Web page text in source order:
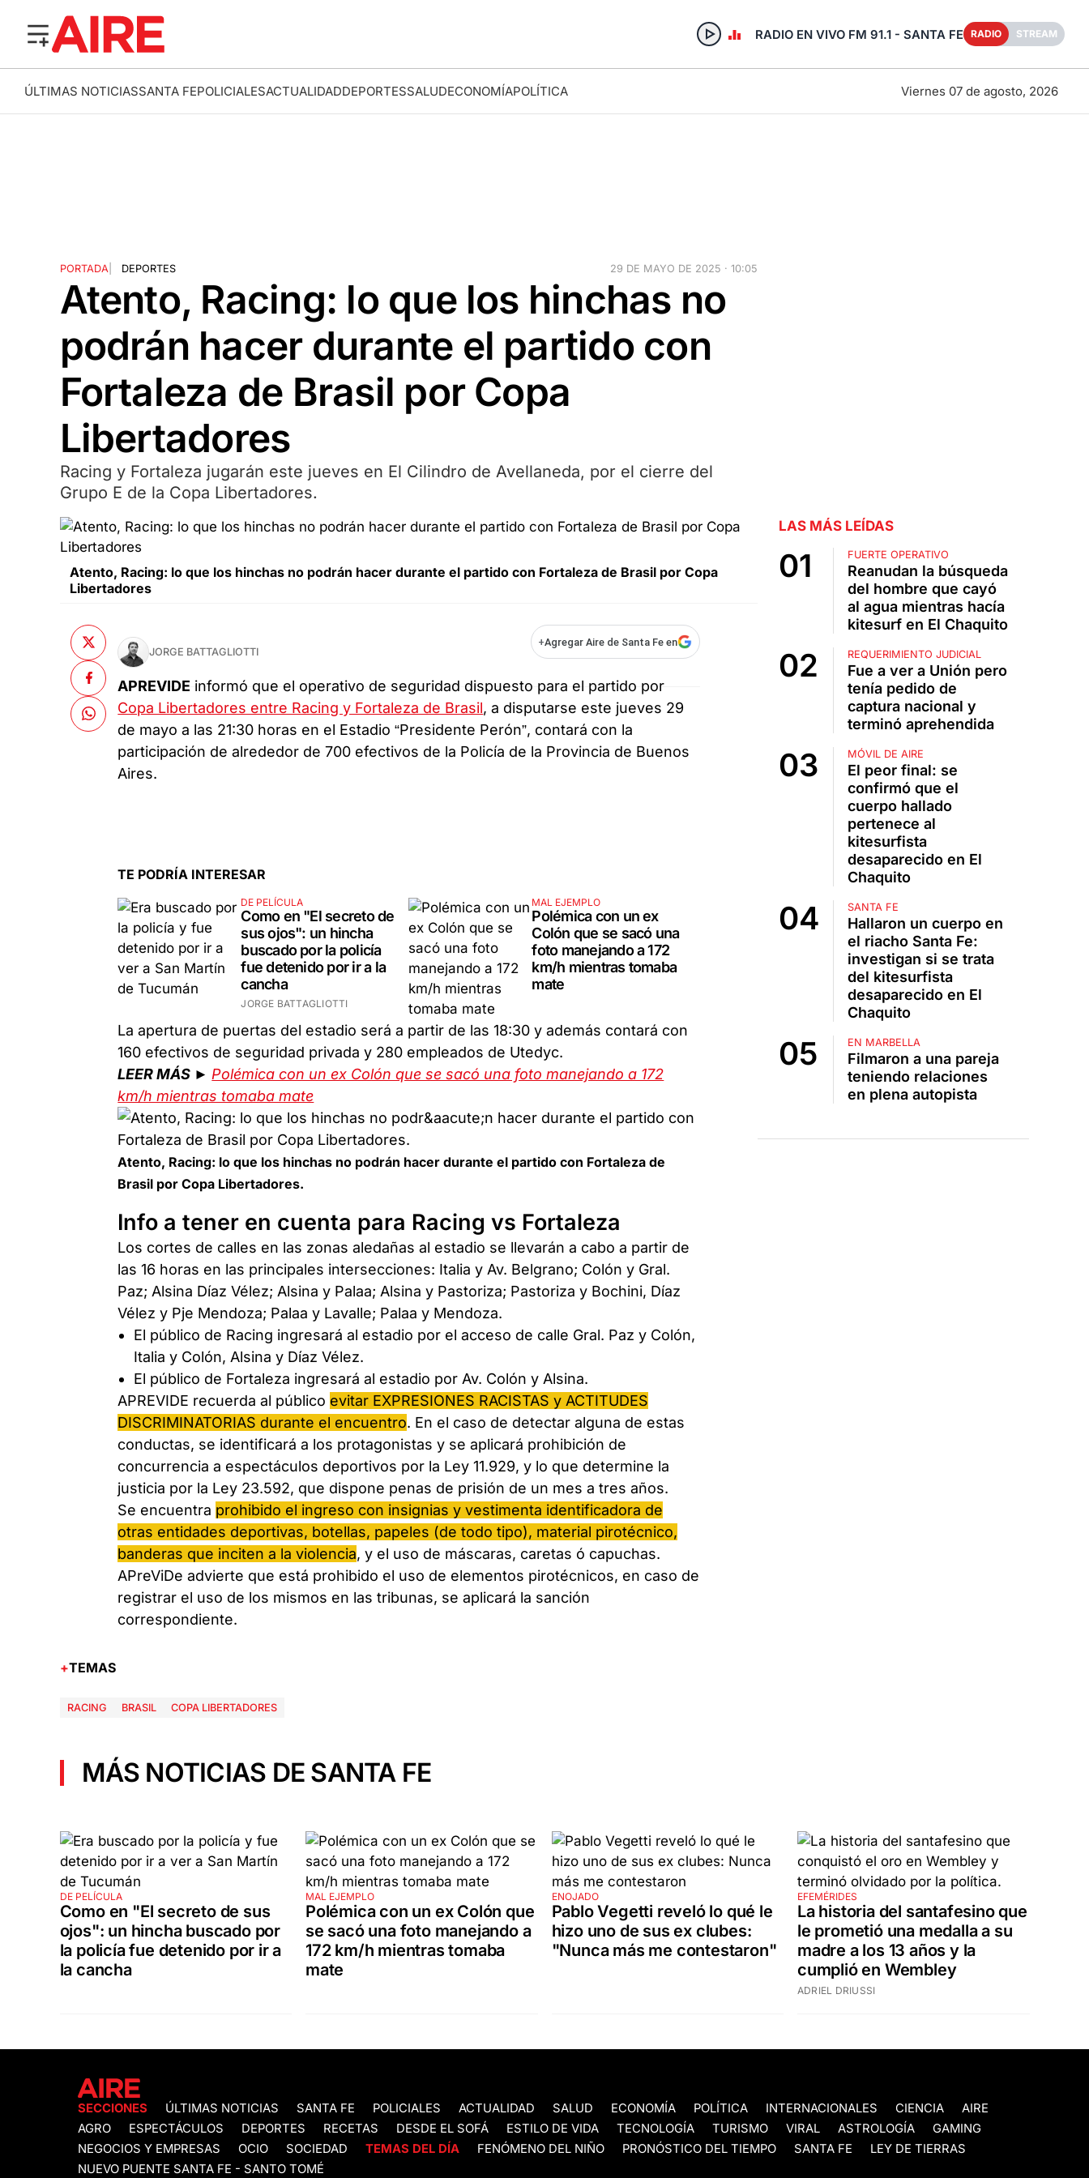
RADIO EN VIVO FM 91.1 - SANTA FE RADIO STREAM
ÚLTIMAS NOTICIASSANTA FEPOLICIALESACTUALIDADDEPORTESSALUDECONOMÍAPOLÍTICA Viernes 07 de agosto, 2026
PORTADA| DEPORTES 29 DE MAYO DE 2025 · 10:05
Atento, Racing: lo que los hinchas no
podrán hacer durante el partido con
Fortaleza de Brasil por Copa
Libertadores
Racing y Fortaleza jugarán este jueves en El Cilindro de Avellaneda, por el cierre del
Grupo E de la Copa Libertadores.
Atento, Racing: lo que los hinchas no podrán hacer durante el partido con Fortaleza de Brasil por Copa
Libertadores
JORGE BATTAGLIOTTI
+Agregar Aire de Santa Fe en
APREVIDE informó que el operativo de seguridad dispuesto para el partido por
Copa Libertadores entre Racing y Fortaleza de Brasil, a disputarse este jueves 29
de mayo a las 21:30 horas en el Estadio “Presidente Perón”, contará con la
participación de alrededor de 700 efectivos de la Policía de la Provincia de Buenos
Aires.
TE PODRÍA INTERESAR
DE PELÍCULA
Como en "El secreto de
sus ojos": un hincha
buscado por la policía
fue detenido por ir a la
cancha
JORGE BATTAGLIOTTI
MAL EJEMPLO
Polémica con un ex
Colón que se sacó una
foto manejando a 172
km/h mientras tomaba
mate
La apertura de puertas del estadio será a partir de las 18:30 y además contará con
160 efectivos de seguridad privada y 280 empleados de Utedyc.
LEER MÁS ► Polémica con un ex Colón que se sacó una foto manejando a 172
km/h mientras tomaba mate
Atento, Racing: lo que los hinchas no podrán hacer durante el partido con Fortaleza de
Brasil por Copa Libertadores.
Info a tener en cuenta para Racing vs Fortaleza
Los cortes de calles en las zonas aledañas al estadio se llevarán a cabo a partir de
las 16 horas en las principales intersecciones: Italia y Av. Belgrano; Colón y Gral.
Paz; Alsina Díaz Vélez; Alsina y Palaa; Alsina y Pastoriza; Pastoriza y Bochini, Díaz
Vélez y Pje Mendoza; Palaa y Lavalle; Palaa y Mendoza.
El público de Racing ingresará al estadio por el acceso de calle Gral. Paz y Colón,
Italia y Colón, Alsina y Díaz Vélez.
El público de Fortaleza ingresará al estadio por Av. Colón y Alsina.
APREVIDE recuerda al público evitar EXPRESIONES RACISTAS y ACTITUDES
DISCRIMINATORIAS durante el encuentro. En el caso de detectar alguna de estas
conductas, se identificará a los protagonistas y se aplicará prohibición de
concurrencia a espectáculos deportivos por la Ley 11.929, y lo que determine la
justicia por la Ley 23.592, que dispone penas de prisión de un mes a tres años.
Se encuentra prohibido el ingreso con insignias y vestimenta identificadora de
otras entidades deportivas, botellas, papeles (de todo tipo), material pirotécnico,
banderas que inciten a la violencia, y el uso de máscaras, caretas ó capuchas.
APreViDe advierte que está prohibido el uso de elementos pirotécnicos, en caso de
registrar el uso de los mismos en las tribunas, se aplicará la sanción
correspondiente.
LAS MÁS LEÍDAS
FUERTE OPERATIVO
Reanudan la búsqueda
del hombre que cayó
al agua mientras hacía
kitesurf en El Chaquito
REQUERIMIENTO JUDICIAL
Fue a ver a Unión pero
tenía pedido de
captura nacional y
terminó aprehendida
MÓVIL DE AIRE
El peor final: se
confirmó que el
cuerpo hallado
pertenece al
kitesurfista
desaparecido en El
Chaquito
SANTA FE
Hallaron un cuerpo en
el riacho Santa Fe:
investigan si se trata
del kitesurfista
desaparecido en El
Chaquito
EN MARBELLA
Filmaron a una pareja
teniendo relaciones
en plena autopista
TEMAS
RACING BRASIL COPA LIBERTADORES
MÁS NOTICIAS DE SANTA FE
DE PELÍCULA
Como en "El secreto de sus
ojos": un hincha buscado por
la policía fue detenido por ir a
la cancha
MAL EJEMPLO
Polémica con un ex Colón que
se sacó una foto manejando a
172 km/h mientras tomaba
mate
ENOJADO
Pablo Vegetti reveló lo qué le
hizo uno de sus ex clubes:
"Nunca más me contestaron"
EFEMÉRIDES
La historia del santafesino que
le prometió una medalla a su
madre a los 13 años y la
cumplió en Wembley
ADRIEL DRIUSSI
SECCIONES ÚLTIMAS NOTICIAS SANTA FE POLICIALES ACTUALIDAD SALUD ECONOMÍA POLÍTICA INTERNACIONALES CIENCIA
AIRE
AGRO
ESPECTÁCULOS DEPORTES RECETAS DESDE EL SOFÁ ESTILO DE VIDA TECNOLOGÍA TURISMO VIRAL ASTROLOGÍA
GAMING
NEGOCIOS Y EMPRESAS
OCIO SOCIEDAD TEMAS DEL DÍA FENÓMENO DEL NIÑO PRONÓSTICO DEL TIEMPO SANTA FE
LEY DE TIERRAS
NUEVO PUENTE SANTA FE - SANTO TOMÉ